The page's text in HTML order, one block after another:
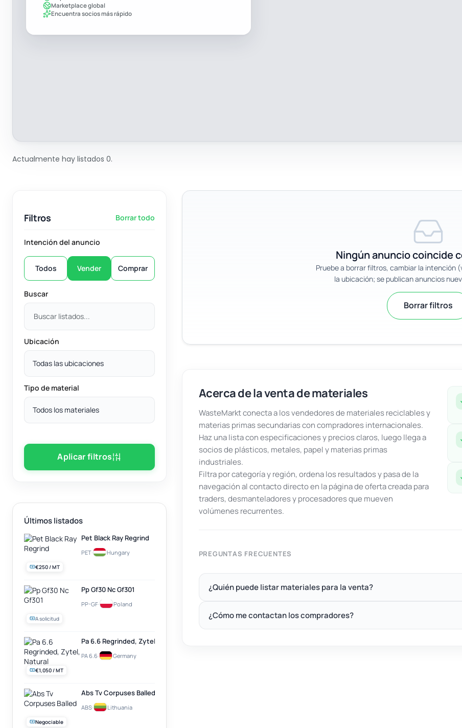
Marketplace global
Encuentra socios más rápido
Actualmente hay listados 0.
Filtros Borrar todo
Intención del anuncio
Todos Vender Comprar
Buscar
Ubicación
Todas las ubicaciones
Tipo de material
Todos los materiales
Aplicar filtros
Últimos listados
€250 / MT
Pet Black Ray Regrind
PET· Hungary
A solicitud
Pp Gf30 Nc Gf301
PP-GF· Poland
€1,050 / MT
Pa 6.6 Regrinded, Zytel, Natural
PA 6.6· Germany
Negociable
Abs Tv Corpuses Balled
ABS· Lithuania
Ningún anuncio coincide
Pruebe a borrar filtros, cambiar la intención
la ubicación; se publican anuncios
Borrar filtros
Acerca de la venta de materiales
WasteMarkt conecta a los vendedores de materiales reciclables y
materias primas secundarias con compradores internacionales.
Haz una lista con especificaciones y precios claros, luego llega a
socios de plásticos, metales, papel y materias primas
industriales.
Filtra por categoría y región, ordena los resultados y pasa de la
navegación al contacto directo en la página de oferta creada para
traders, desmanteladores y procesadores que mueven
volúmenes recurrentes.
PREGUNTAS FRECUENTES
¿Quién puede listar materiales para la venta?
¿Cómo me contactan los compradores?